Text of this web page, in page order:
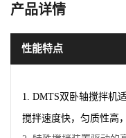
产品详情
性能特点
1. DMTS双卧轴搅拌机
搅拌速度快，匀质性高